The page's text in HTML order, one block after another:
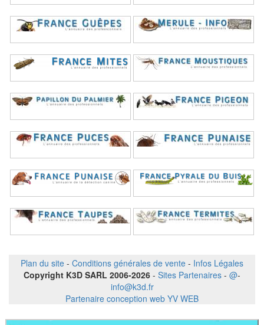
Plan du site - Conditions générales de vente - Infos Légales
Copyright K3D SARL 2006-2026 - Sites Partenaires - @-
info@k3d.fr
Partenaire conception web YV WEB